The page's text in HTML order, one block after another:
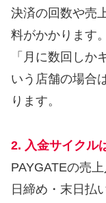
決済の回数や売
料がかかります。
「月に数回しか
いう店舗の場合
ります。
2. 入金サイクル
PAYGATEの売
日締め・末日払